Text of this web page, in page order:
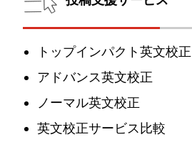
トップインパクト英文校正
アドバンス英文校正
ノーマル英文校正
英文校正サービス比較